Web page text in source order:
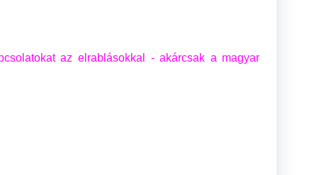
az elrablásokkal - akárcsak a magyar